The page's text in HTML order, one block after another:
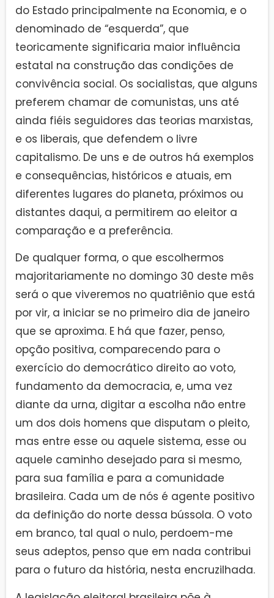
do Estado principalmente na Economia, e o
denominado de “esquerda”, que
teoricamente significaria maior influência
estatal na construção das condições de
convivência social. Os socialistas, que alguns
preferem chamar de comunistas, uns até
ainda fiéis seguidores das teorias marxistas,
e os liberais, que defendem o livre
capitalismo. De uns e de outros há exemplos
e consequências, históricos e atuais, em
diferentes lugares do planeta, próximos ou
distantes daqui, a permitirem ao eleitor a
comparação e a preferência.
De qualquer forma, o que escolhermos
majoritariamente no domingo 30 deste mês
será o que viveremos no quatriênio que está
por vir, a iniciar se no primeiro dia de janeiro
que se aproxima. E há que fazer, penso,
opção positiva, comparecendo para o
exercício do democrático direito ao voto,
fundamento da democracia, e, uma vez
diante da urna, digitar a escolha não entre
um dos dois homens que disputam o pleito,
mas entre esse ou aquele sistema, esse ou
aquele caminho desejado para si mesmo,
para sua família e para a comunidade
brasileira. Cada um de nós é agente positivo
da definição do norte dessa bússola. O voto
em branco, tal qual o nulo, perdoem-me
seus adeptos, penso que em nada contribui
para o futuro da história, nesta encruzilhada.